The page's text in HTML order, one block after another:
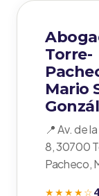
Torre-
Mario
📍 Av. de
8, 30700
Pacheco,
★★★★☆